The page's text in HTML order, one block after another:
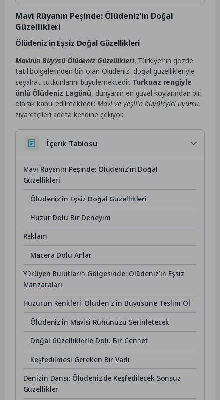
Mavi Rüyanın Peşinde: Ölüdeniz’in Doğal
Güzellikleri
Ölüdeniz’in Eşsiz Doğal Güzellikleri
Mavinin Büyüsü Ölüdeniz Güzellikleri, Türkiye’nin gözde
tatil bölgelerinden biri olan Ölüdeniz, doğal güzellikleriyle
seyahat tutkunlarını büyülemektedir. Turkuaz rengiyle
ünlü Ölüdeniz Lagünü, dünyanın en güzel koylarından biri
olarak kabul edilmektedir. Mavi ve yeşilin büyüleyici uyumu,
ziyaretçileri adeta kendine çekiyor.
İçerik Tablosu
Mavi Rüyanın Peşinde: Ölüdeniz’in Doğal
Güzellikleri
Ölüdeniz’in Eşsiz Doğal Güzellikleri
Huzur Dolu Bir Deneyim
Reklam
Macera Dolu Anlar
Yürüyen Bulutların Gölgesinde: Ölüdeniz’in Eşsiz
Manzaraları
Huzurun Renkleri: Ölüdeniz’in Büyüsüne Teslim Ol
Ölüdeniz’in Mavisi Ruhunuzu Serinletecek
Doğal Güzelliklerle Dolu Bir Cennet
Keşfedilmesi Gereken Bir Vadi
Denizin Dansı: Ölüdeniz’de Keşfedilecek Sonsuz
Güzellikler